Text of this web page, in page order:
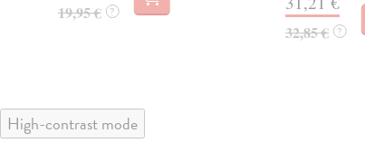
19,95 € ?
32,85 € ?
High-contrast mode